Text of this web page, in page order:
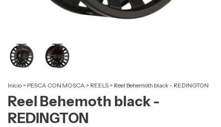
Inicio > PESCA CON MOSCA > REELS > Reel Behemoth black - REDINGTON
Reel Behemoth black -
REDINGTON